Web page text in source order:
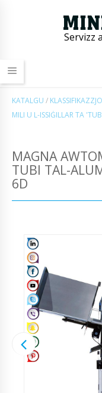
Servizz
KATALGU /
MILI U L-ISSIĠILLAR TA
MAGNA
TUBI TAL-
6D